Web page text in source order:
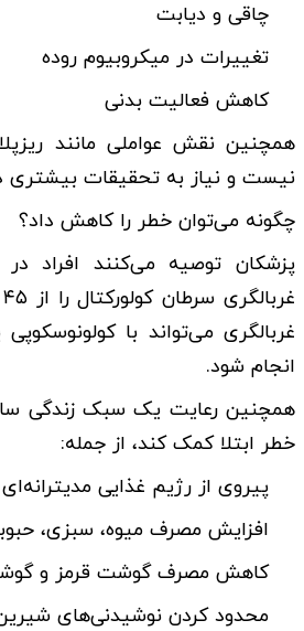
چاقی و دیابت
تغییرات در میکروبیوم روده
کاهش فعالیت بدنی
همچنین نقش عواملی مانند
نیست و نیاز به تحقیقات بیشتری
چگونه می‌توان خطر را کاهش داد؟
پزشکان توصیه می‌کنند افراد
غربالگری می‌تواند با
انجام شود.
همچنین رعایت یک سبک زندگی
خطر ابتلا کمک کند، از جمله:
پیروی از رژیم غذایی مدیترانه‌ای
افزایش مصرف میوه، سبزی،
کاهش مصرف گوشت قرمز و
محدود کردن نوشیدنی‌های